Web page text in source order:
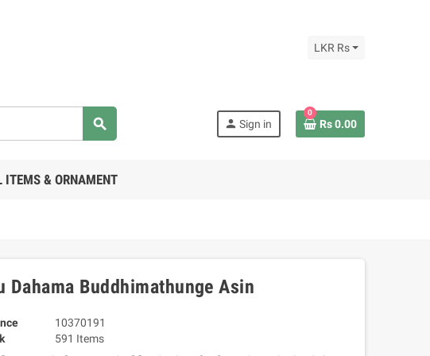
LKR Rs
search person Sign in
0
Rs 0.00
ITEMS & ORNAMENT
Dahama Buddhimathunge Asin
10370191
591 Items